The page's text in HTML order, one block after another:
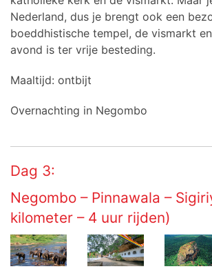
Nederland, dus je brengt ook een
boeddhistische tempel, de vismarkt
avond is ter vrije besteding.
Maaltijd: ontbijt
Overnachting in Negombo
Dag 3:
Negombo – Pinnawala –
kilometer – 4 uur rijden)